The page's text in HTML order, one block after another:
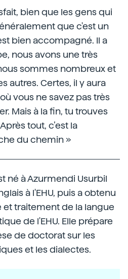
bien que les gens qui
que c'est un
bien accompagné. Il a
nous avons une très
sommes nombreux et
autres. Certes, il y aura
vous ne savez pas très
Mais à la fin, tu trouves
tout, c’est la
du chemin »
né à Azurmendi Usurbil
à l'EHU, puis a obtenu
et traitement de la langue
de l'EHU. Elle prépare
de doctorat sur les
et les dialectes.